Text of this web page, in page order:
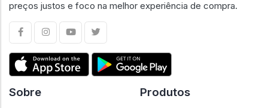
confiança em cada negociação. Conectamos
colecionadores e lojistas em um ambiente confiável, com
preços justos e foco na melhor experiência de compra.